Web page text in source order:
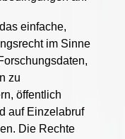
einfache,
im Sinne
zu
öffentlich
auf Einzelabruf
Die Rechte